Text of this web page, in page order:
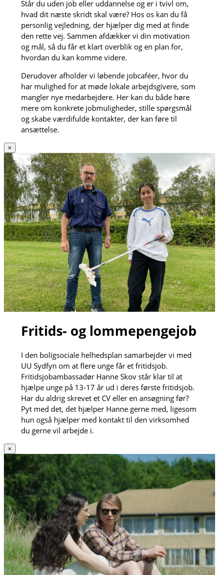
Står du uden job eller uddannelse og er i tvivl om,
hvad dit næste skridt skal være? Hos os kan du få
personlig vejledning, der hjælper dig med at finde
den rette vej. Sammen afdækker vi din motivation
og mål, så du får et klart overblik og en plan for,
hvordan du kan komme videre.
Derudover afholder vi løbende jobcaféer, hvor du
har mulighed for at møde lokale arbejdsgivere, som
mangler nye medarbejdere. Her kan du både høre
mere om konkrete jobmuligheder, stille spørgsmål
og skabe værdifulde kontakter, der kan føre til
ansættelse.
×
Fritids- og lommepengejob
I den boligsociale helhedsplan samarbejder vi med
UU Sydfyn om at flere unge får et fritidsjob.
Fritidsjobambassadør Hanne Skov står klar til at
hjælpe unge på 13-17 år ud i deres første fritidsjob.
Har du aldrig skrevet et CV eller en ansøgning før?
Pyt med det, det hjælper Hanne gerne med, ligesom
hun også hjælper med kontakt til den virksomhed
du gerne vil arbejde i.
×